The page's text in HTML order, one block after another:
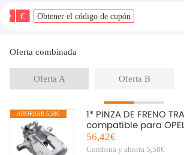
€ Obtener el código de cupón
Oferta combinada
Oferta A Oferta B
AHORRAR:5,58€
1* PINZA DE FRENO
compatible para OPEL
VIVARO compatible
TRAFFIC
56,42€
Combina y ahorra 5,58€